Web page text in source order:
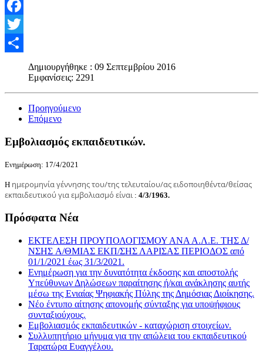
Facebook
Twitter
Δημιουργήθηκε : 09 Σεπτεμβρίου 2016
Εμφανίσεις: 2291
Προηγούμενο
Επόμενο
Εμβολιασμός εκπαιδευτικών.
Ενημέρωση: 17/4/2021
Η ημερομηνία γέννησης του/της τελευταίου/ας ειδοποιηθέντα/θείσας
εκπαιδευτικού για εμβολιασμό είναι: 4/3/1963.
Πρόσφατα Νέα
ΕΚΤΕΛΕΣΗ ΠΡΟΥΠΟΛΟΓΙΣΜΟΥ ΑΝΑ Α.Λ.Ε. ΤΗΣ Δ/
ΝΣΗΣ A/ΘΜΙΑΣ ΕΚΠ/ΣΗΣ ΛΑΡΙΣΑΣ ΠΕΡΙΟΔΟΣ από
01/1/2021 έως 31/3/2021.
Ενημέρωση για την δυνατότητα έκδοσης και αποστολής
Υπεύθυνων Δηλώσεων παραίτησης ή/και ανάκλησης αυτής
μέσω της Ενιαίας Ψηφιακής Πύλης της Δημόσιας Διοίκησης.
Νέο έντυπο αίτησης απονομής σύνταξης για υποψήφιους
συνταξιούχους.
Εμβολιασμός εκπαιδευτικών - καταχώριση στοιχείων.
Συλλυπητήριο μήνυμα για την απώλεια του εκπαιδευτικού
Ταρατώρα Ευαγγέλου.